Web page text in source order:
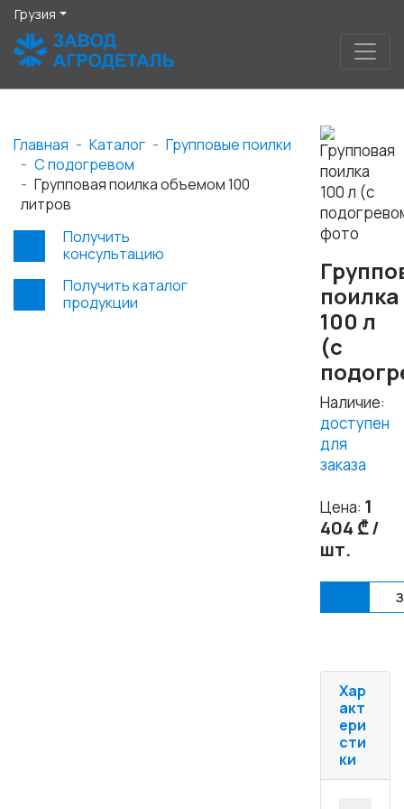
Грузия
Главная Каталог
Групповые поилки
С подогревом
Групповая поилка объемом 100
литров
Получить
консультацию
Получить каталог
продукции
поилка
100 л
(c
Наличие:
доступен
для
заказа
Цена: 1
404 ₾ /
шт.
Хар
акт
ери
сти
ки